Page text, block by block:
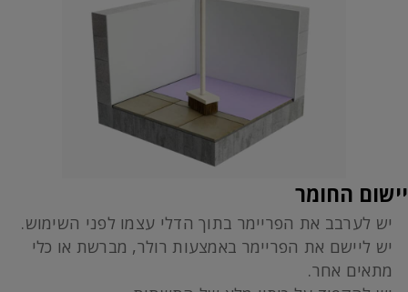
יישום החומר
יש לערבב את הפריימר בתוך הדלי עצמו לפני השימוש.
יש ליישם את הפריימר באמצעות רולר, מברשת או כלי
מתאים אחר.